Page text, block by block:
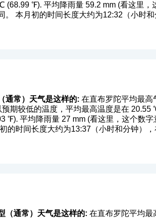
(68.99 ℉). 平均降雨量 59.2 mm (看这里，
。 本月初的时间长度大约为12:32（小时
通常）天气是这样的: 在直布罗陀平均最
期较低的温度，平均最高温度是在
℉). 平均降雨量 27 mm (看这里，这个数字
的时间长度大约为13:37（小时和分钟）
（通常）天气是这样的: 在直布罗陀平均